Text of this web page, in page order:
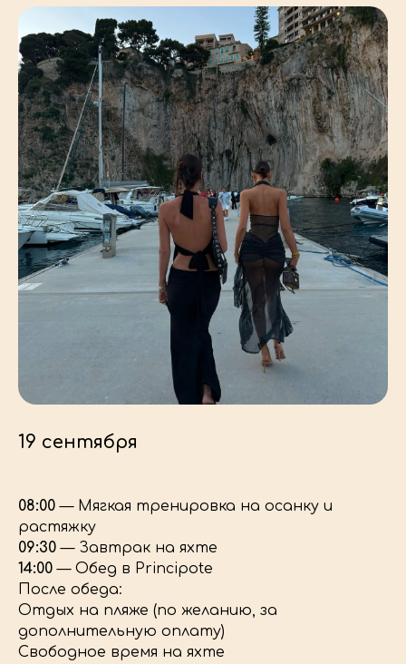
19 сентября
08:00 — Мягкая тренировка на осанку и
растяжку
09:30 — Завтрак на яхте
14:00 — Обед в Principote
После обеда:
Отдых на пляже (по желанию, за
дополнительную оплату)
Свободное время на яхте